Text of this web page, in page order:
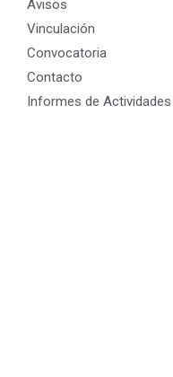
Avisos
Vinculación
Convocatoria
Contacto
Informes de Actividades